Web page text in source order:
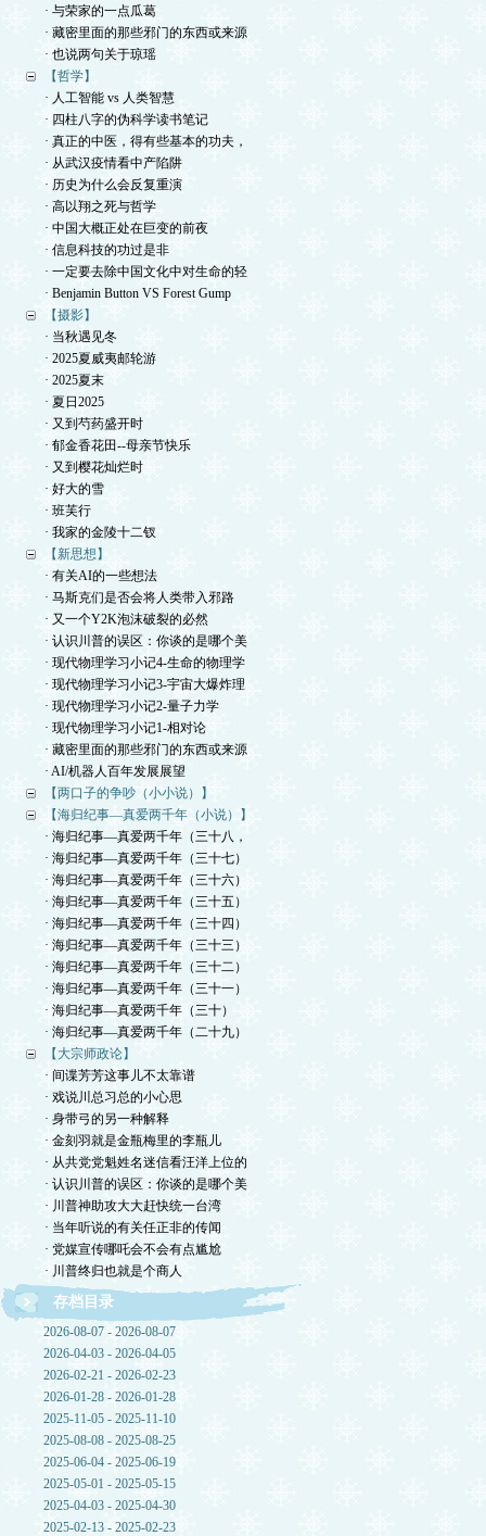
· 与荣家的一点瓜葛
· 藏密里面的那些邪门的东西或来源
· 也说两句关于琼瑶
【哲学】
· 人工智能 vs 人类智慧
· 四柱八字的伪科学读书笔记
· 真正的中医，得有些基本的功夫，
· 从武汉疫情看中产陷阱
· 历史为什么会反复重演
· 高以翔之死与哲学
· 中国大概正处在巨变的前夜
· 信息科技的功过是非
· 一定要去除中国文化中对生命的轻
· Benjamin Button VS Forest Gump
【摄影】
· 当秋遇见冬
· 2025夏威夷邮轮游
· 2025夏末
· 夏日2025
· 又到芍药盛开时
· 郁金香花田--母亲节快乐
· 又到樱花灿烂时
· 好大的雪
· 班芙行
· 我家的金陵十二钗
【新思想】
· 有关AI的一些想法
· 马斯克们是否会将人类带入邪路
· 又一个Y2K泡沫破裂的必然
· 认识川普的误区：你谈的是哪个美
· 现代物理学习小记4-生命的物理学
· 现代物理学习小记3-宇宙大爆炸理
· 现代物理学习小记2-量子力学
· 现代物理学习小记1-相对论
· 藏密里面的那些邪门的东西或来源
· AI/机器人百年发展展望
【两口子的争吵（小小说）】
【海归纪事—真爱两千年（小说）】
· 海归纪事—真爱两千年（三十八，
· 海归纪事—真爱两千年（三十七）
· 海归纪事—真爱两千年（三十六）
· 海归纪事—真爱两千年（三十五）
· 海归纪事—真爱两千年（三十四）
· 海归纪事—真爱两千年（三十三）
· 海归纪事—真爱两千年（三十二）
· 海归纪事—真爱两千年（三十一）
· 海归纪事—真爱两千年（三十）
· 海归纪事—真爱两千年（二十九）
【大宗师政论】
· 间谍芳芳这事儿不太靠谱
· 戏说川总习总的小心思
· 身带弓的另一种解释
· 金刻羽就是金瓶梅里的李瓶儿
· 从共党党魁姓名迷信看汪洋上位的
· 认识川普的误区：你谈的是哪个美
· 川普神助攻大大赶快统一台湾
· 当年听说的有关任正非的传闻
· 党媒宣传哪吒会不会有点尴尬
· 川普终归也就是个商人
存档目录
2026-08-07 - 2026-08-07
2026-04-03 - 2026-04-05
2026-02-21 - 2026-02-23
2026-01-28 - 2026-01-28
2025-11-05 - 2025-11-10
2025-08-08 - 2025-08-25
2025-06-04 - 2025-06-19
2025-05-01 - 2025-05-15
2025-04-03 - 2025-04-30
2025-02-13 - 2025-02-23